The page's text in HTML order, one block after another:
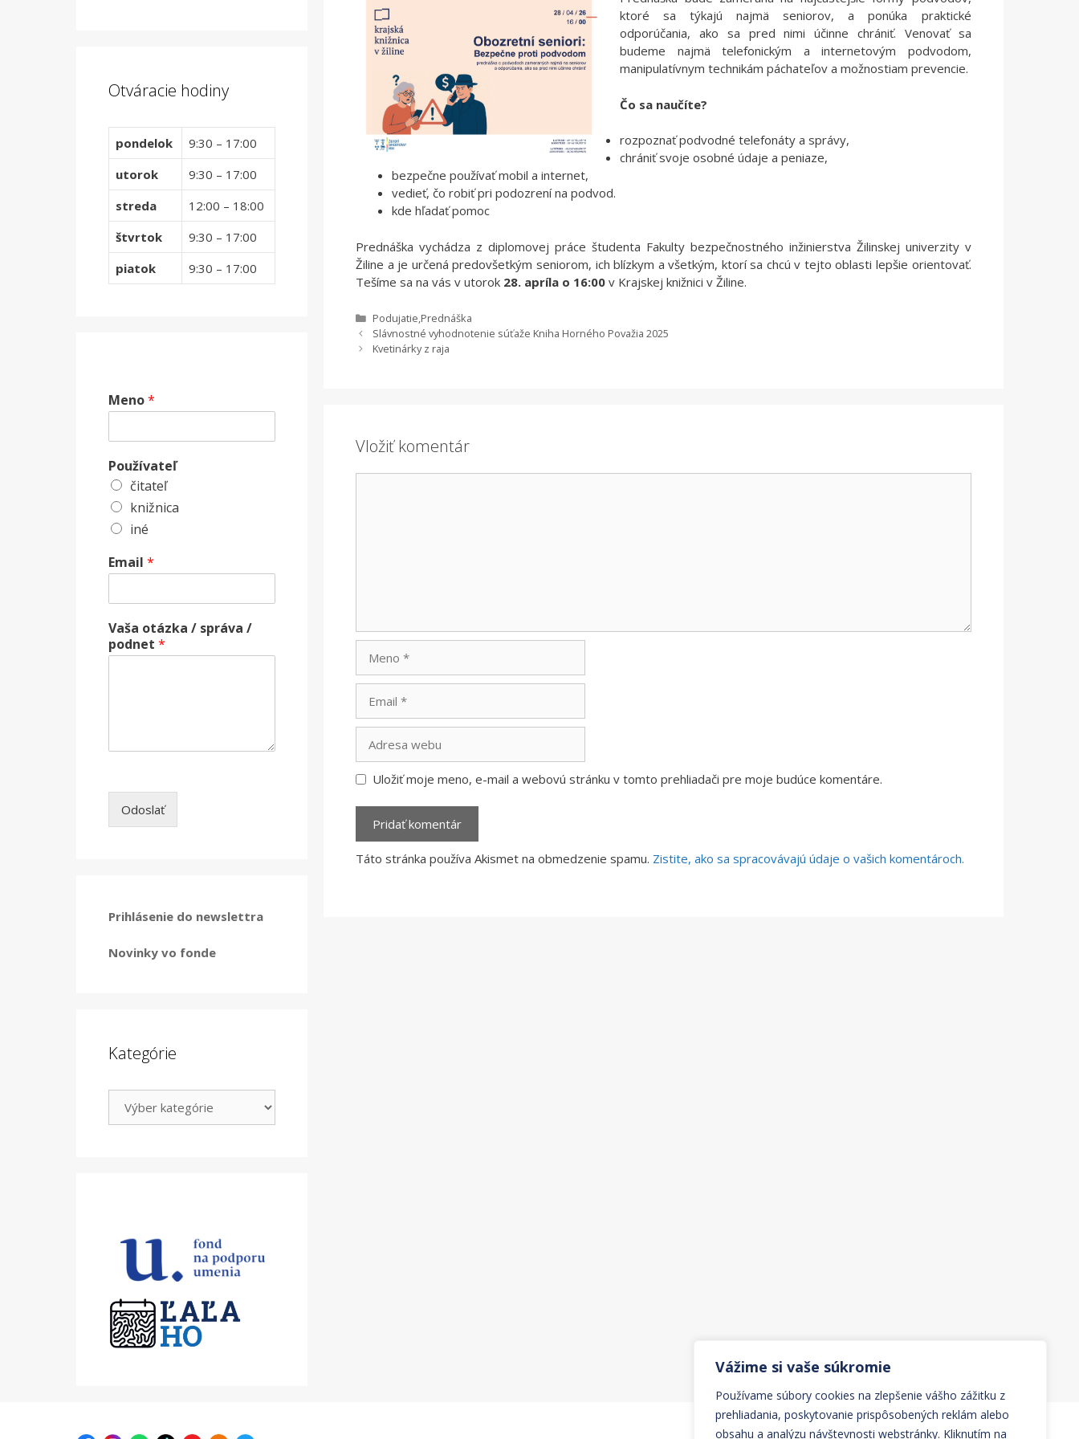
Vážime si vaše súkromie
Používame súbory cookies na zlepšenie vášho zážitku z
prehliadania, poskytovanie prispôsobených reklám alebo
obsahu a analýzu návštevnosti webstránky. Kliknutím na
ktoré sa týkajú najmä seniorov, a ponúka praktické
odporúčania, ako sa pred nimi účinne chrániť. Venovať sa
budeme najmä telefonickým a internetovým podvodom,
manipulatívnym technikám páchateľov a možnostiam prevencie.
Čo sa naučíte?
rozpoznať podvodné telefonáty a správy,
chrániť svoje osobné údaje a peniaze,
bezpečne používať mobil a internet,
vedieť, čo robiť pri podozrení na podvod.
kde hľadať pomoc
Prednáška vychádza z diplomovej práce študenta Fakulty bezpečnostného inžinierstva Žilinskej univerzity v
Žiline a je určená predovšetkým seniorom, ich blízkym a všetkým, ktorí sa chcú v tejto oblasti lepšie orientovať.
Tešíme sa na vás v utorok 28. apríla o 16:00 v Krajskej knižnici v Žiline.
Kategórie
Podujatie,Prednáška
Slávnostné vyhodnotenie súťaže Kniha Horného Považia 2025
Kvetinárky z raja
Vložiť komentár
webu
Uložiť moje meno, e-mail a webovú stránku v tomto prehliadači pre moje budúce komentáre.
Táto stránka používa Akismet na obmedzenie spamu. Zistite, ako sa spracovávajú údaje o vašich komentároch.
Otváracie hodiny
pondelok
9:30 – 17:00
utorok
9:30 – 17:00
streda
12:00 – 18:00
štvrtok
9:30 – 17:00
piatok
9:30 – 17:00
Meno*
Používateľ
čitateľ
knižnica
iné
Email *
Vaša otázka / správa /
podnet *
Odoslať
Prihlásenie do newslettra
Novinky vo fonde
Kategórie